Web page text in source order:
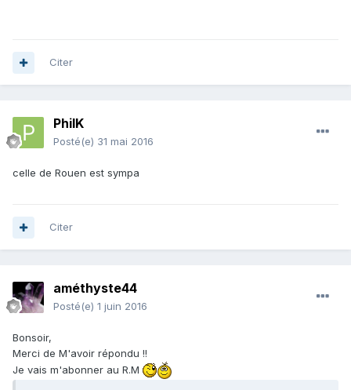
Citer
PhilK
Posté(e) 31 mai 2016
celle de Rouen est sympa
Citer
améthyste44
Posté(e) 1 juin 2016
Bonsoir,
Merci de M'avoir répondu !!
Je vais m'abonner au R.M